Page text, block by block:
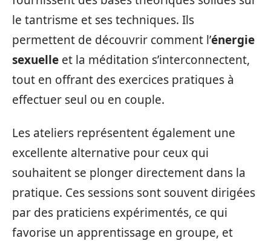
le tantrisme et ses techniques. Ils
permettent de découvrir comment l’énergie
sexuelle et la méditation s’interconnectent,
tout en offrant des exercices pratiques à
effectuer seul ou en couple.
Les ateliers représentent également une
excellente alternative pour ceux qui
souhaitent se plonger directement dans la
pratique. Ces sessions sont souvent dirigées
par des praticiens expérimentés, ce qui
favorise un apprentissage en groupe, et